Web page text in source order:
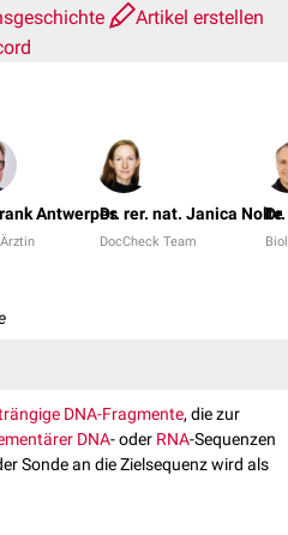
Artikel erstellen
AntwerpesDr. rer. nat. Janica Nolte
DocCheck Team
DNA-Fragmente, die zur
DNA- oder RNA-Sequenzen
Sonde an die Zielsequenz wird als